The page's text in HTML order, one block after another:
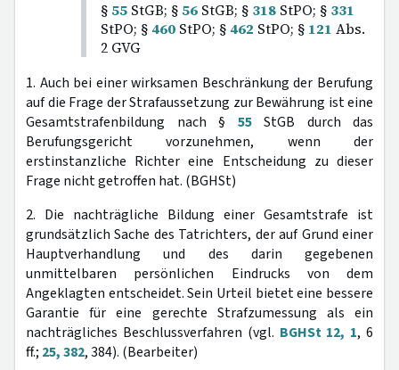
§ 55 StGB; § 56 StGB; § 318 StPO; § 331
StPO; § 460 StPO; § 462 StPO; § 121 Abs.
2 GVG
1. Auch bei einer wirksamen Beschränkung der Berufung
auf die Frage der Strafaussetzung zur Bewährung ist eine
Gesamtstrafenbildung nach § 55StGB durch das
Berufungsgericht vorzunehmen, wenn der
erstinstanzliche Richter eine Entscheidung zu dieser
Frage nicht getroffen hat. (BGHSt)
2. Die nachträgliche Bildung einer Gesamtstrafe ist
grundsätzlich Sache des Tatrichters, der auf Grund einer
Hauptverhandlung und des darin gegebenen
unmittelbaren persönlichen Eindrucks von dem
Angeklagten entscheidet. Sein Urteil bietet eine bessere
Garantie für eine gerechte Strafzumessung als ein
nachträgliches Beschlussverfahren (vgl. BGHSt 12, 1, 6
ff.; 25, 382, 384). (Bearbeiter)